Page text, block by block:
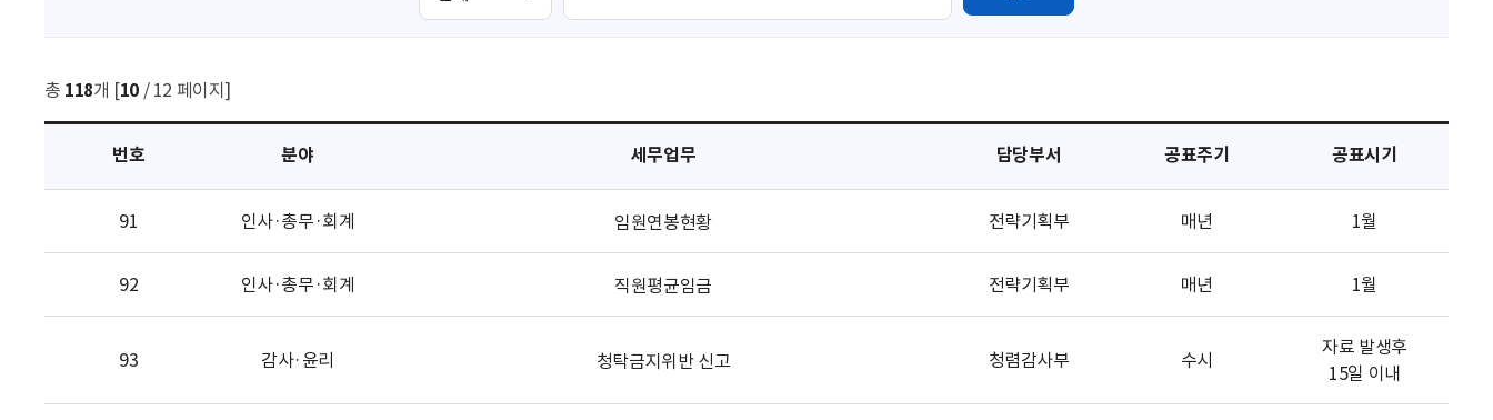
총 118개 [10 / 12 페이지]
번호 분야 세무업무 담당부서 공표주기 공표시기
91 인사·총무·회계 임원연봉현황 전략기획부 매년 1월
92 인사·총무·회계 직원평균임금 전략기획부 매년 1월
93 감사·윤리 청탁금지위반 신고 청렴감사부 수시
자료 발생후
15일 이내